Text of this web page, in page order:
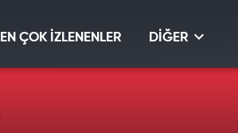
EN ÇOK İZLENENLER DİĞER